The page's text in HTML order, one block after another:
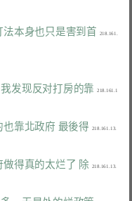
本身也只是害到首
  218.161.
发现反对打房的靠
  218.161.1
靠北政府 最後得
  218.161.13.
得真的太烂了 除
  218.161.13.